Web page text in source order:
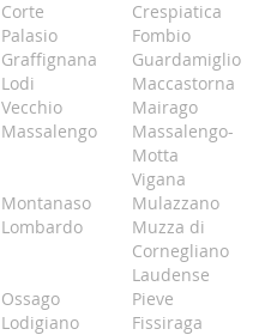
Corte
Palasio
Crespiatica
Fombio
Graffignana
Guardamiglio
Lodi
Vecchio
Maccastorna
Mairago
Massalengo
Massalengo-
Motta
Vigana
Montanaso
Lombardo
Mulazzano
Muzza di
Cornegliano
Laudense
Ossago
Lodigiano
Pieve
Fissiraga